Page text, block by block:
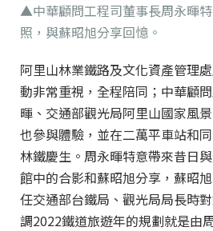
▲中華顧問工程司董事長周永暉
照，與蘇昭旭分享回憶。
阿里山林業鐵路及文化資產管理
動非常重視，全程陪同；中華顧
暉、交通部觀光局阿里山國家風
也參與體驗，並在二萬平車站和
林鐵慶生。周永暉特意帶來昔日
館中的合影和蘇昭旭分享，蘇昭
任交通部台鐵局、觀光局局長時
調2022鐵道旅遊年的規劃就是由